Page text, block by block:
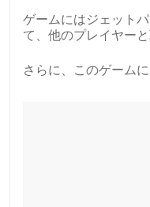
ゲームにはジェット
て、他のプレイヤー
さらに、このゲーム